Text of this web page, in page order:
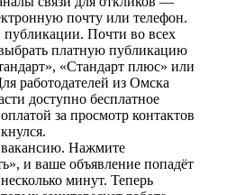
почту или телефон.
Почти во всех
платную публикацию
«Стандарт плюс» или
работодателей из Омска
доступно бесплатное
за просмотр контактов
Нажмите
и ваше объявление попадёт
минут. Теперь